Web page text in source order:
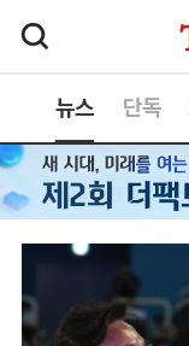
뉴스 단독